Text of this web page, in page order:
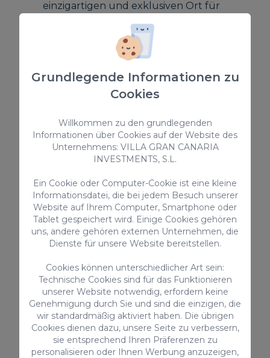
einzigartigen und exklusiven Ort für
bietet dir das lokale Ambiente ein
authentisches Erlebnis.
Die Wahl einer Villa als Ferienhaus für deinen
Option sein, wenn du Privatsphäre, Komfort
für die Kleinen und eine gemütliche und
entspannte Atmosphäre suchst.
Warum Playa del
Inglés als Ferienhaus
wählen?
Playa del Inglés ist ein idealer Ort, um alle
Möglichkeiten zu nutzen, die dir eine der
Villen dort bietet.
Einer der besten Strände im
Süden
Grundlegende Informationen zu
Cookies
Willkommen zu den grundlegenden
Informationen über Cookies auf der Website des
Unternehmens: VILLA GRAN CANARIA
INVESTMENTS, S.L.
Ein Cookie oder Computer-Cookie ist eine kleine
Informationsdatei, die bei jedem Besuch unserer
Website auf Ihrem Computer, Smartphone oder
Tablet gespeichert wird. Einige Cookies gehören
uns, andere gehören externen Unternehmen, die
Dienste für unsere Website bereitstellen.
Cookies können unterschiedlicher Art sein:
Technische Cookies sind für das Funktionieren
unserer Website notwendig, erfordern keine
Genehmigung durch Sie und sind die einzigen, die
wir standardmäßig aktiviert haben. Die übrigen
Cookies dienen dazu, unsere Seite zu verbessern,
sie entsprechend Ihren Präferenzen zu
personalisieren oder Ihnen Werbung anzuzeigen,